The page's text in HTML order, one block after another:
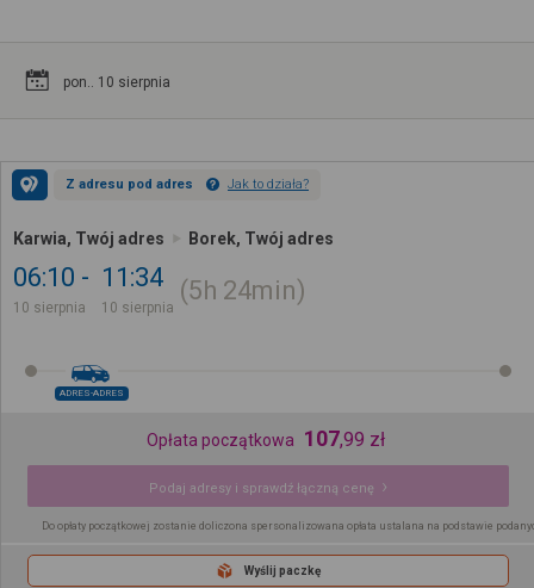
pon.. 10 sierpnia
Z adresu pod adres Jak to działa?
Karwia, Twój adres Borek, Twój adres
06:10
10 sierpnia
11:34
10 sierpnia
5h 24min
ADRES-ADRES
Opłata początkowa 107,99 zł
Podaj adresy i sprawdź łączną cenę
Do opłaty początkowej zostanie doliczona spersonalizowana opłata ustalana na podstawie
Wyślij paczkę